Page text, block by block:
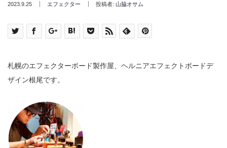
2023.9.25 エフェクター 投稿者: 山脇オサム
札幌のエフェクターボード製作屋、ヘルニアエフェクトボードデ
ザイン根尾です。